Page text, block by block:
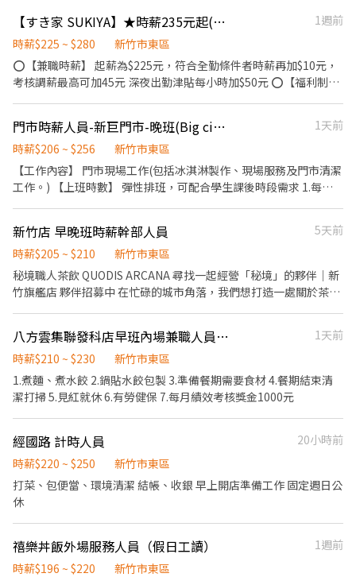
時請於主管確認排班時間） 【薪資福利】 1. 提供員工餐 2. 國定假日
雙倍薪 3. 提供優秀同仁績效獎金 4. 久任獎金 5. 生日禮卷 6. 滿年資
享特休假 7.福委會福利補助 ★★多項福利歡迎您加入我們★★ 總是
提供好吃日式餐飲的公司 台灣東利多(丸亀製麵)
【すき家 SUKIYA】★時薪235元起(含全勤)★新竹站前店
1週前
時薪$225 ~ $280
新竹市東區
⭕【兼職時薪】 起薪為$225元，符合全勤條件者時薪再加$10元，
考核調薪最高可加45元 深夜出勤津貼每小時加$50元 ⭕【福利制
健檢 ★勞保、健保，6％勞退提撥 ⭕【工作說明】 《內場》:餐點製
作、食材備料、進貨盤點 《外場》:接待服務顧客、收銀結帳、環境
整潔 用最快速的速度提供美味的牛丼！ 用最有元氣的服務使顧客露
出滿意的笑容！ ★開朗活潑有笑容 ★ＳＯＰ專業流程 ★無經驗可
★提供完善職前教育訓練 ⭕【經營理念】 我們是日本第一的速食連
成為全球第一的連鎖餐飲集團。 我們堅持使用安全及高品質的食
材，當場現點現作提供美味可口的日本國民美食-牛丼/咖哩，並以
格，強調食品安全，顧客安心。不論是單獨一人、與家人一起、朋
友一起，皆可享受用餐的樂趣。
門市時薪人員-新巨門市-晚班(Big city遠東巨城購物中心)
1天前
時薪$206 ~ $256
新竹市東區
【工作內容】 門市現場工作(包括冰淇淋製作、現場服務及門市清潔
工作。) 【上班時數】 彈性排班，可配合學生課後時段需求 1.每週
學習訓練，來創造顧客無與倫比的冰淇淋體驗 1.新進學習訓練(教室
課程/實作課程訓練) 2.晉升訓練(時薪娛樂經理培訓課程) 【福利】
我們會依公司的經營成果，規劃員工福利讓夥伴和公司一起成長 1.
保險制度：勞保、健保、團保(意外險)、職災保險、退休金提撥6%
用冰淇淋、員工折扣、生日福利、三節禮金(品)、福委會福利
新竹店 早晚班時薪幹部人員
5天前
時薪$205 ~ $210
新竹市東區
秘境職人茶飲 QUODIS ARCANA 尋找一起經營「秘境」的夥伴｜新
竹旗艦店 夥伴招募中 在忙碌的城市角落，我們想打造一處關於茶的
（數名） • 時薪：$203起（依表現與出餐熟練度調薪） • 排班彈
性，適合對茶飲文化有興趣的你。 【 休假制度 】 月休8天 一天上班
8小時 排班制（需配合輪班） 【 福利結構 】 • 保險制度：勞保、
健保、就業保險、勞退 6% 提撥。 • 特休：依年資給予（半年 3
八方雲集聯發科店早班內場兼職人員（六日固休假）時薪210
1天前
時薪$210 ~ $230
新竹市東區
1.煮麵、煮水餃 2.鍋貼水餃包製 3.準備餐期需要食材 4.餐期結束清
潔打掃 5.見紅就休 6.有勞健保 7.每月績效考核獎金1000元
經國路 計時人員
20小時前
時薪$220 ~ $250
新竹市東區
打菜、包便當、環境清潔 結帳、收銀 早上開店準備工作 固定週日公
休
禧樂丼飯外場服務人員（假日工讀）
1週前
時薪$196 ~ $220
新竹市東區